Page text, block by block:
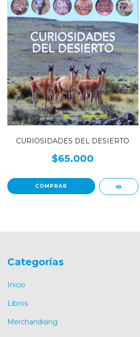
CURIOSIDADES DEL DESIERTO
$65.000
Categorías
Inicio
Libros
Merchandising